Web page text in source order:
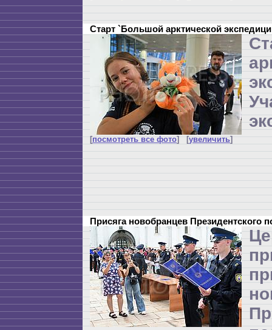
Старт `Большой арктической
[посмотреть все фото] [увеличить]
Присяга новобранцев Президентского